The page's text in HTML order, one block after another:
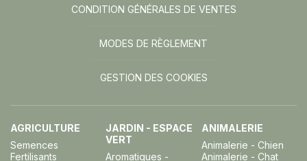
CONDITION GÉNÉRALES DE VENTES
MODES DE RÈGLEMENT
GESTION DES COOKIES
AGRICULTURE
Semences
Fertilisants
JARDIN - ESPACE
VERT
Aromatiques -
ANIMALERIE
Animalerie - Chien
Animalerie - Chat